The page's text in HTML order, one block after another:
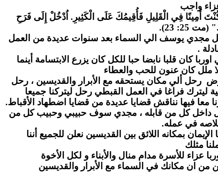
واجب
أَمِينًا فِي الْقَلِيلِ فَأُقِيمُكَ عَلَى الْكَثِيرِ. اُدْخُلْ إِلَى فَرَحِ
25: 23).
مجدي يوسف الي السماء بعد سنوات عديدة من العمل
.
كان قلبا نابضا حبا للكل كان يزرع الابتسامة أينما
ملل كان عنون للحب والعطاء
رحل ألي مكان يستحقه مع الأبرار والقديسين ، رحل
ليترك فراغا في العمل القبطي رحل ليتركنا جميعا
فيها نناقش قضايا عديدة من قضايا اضطهاد الأقباط.
داخل كل من قابله ، مجدي سوف حبيبي وحبيب كل من
في عمله.
بمكانه اللائق بين القديسين نعلن للجميع أننا
مثلك
عزاء للأسرة مدام منال والأبناء و لكل الأخوة
من ان مكانك في السماء مع الأبرار والقديسين